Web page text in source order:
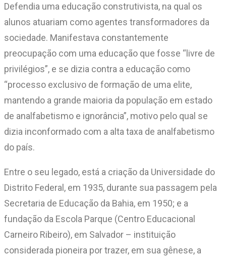
Defendia uma educação construtivista, na qual os
alunos atuariam como agentes transformadores da
sociedade. Manifestava constantemente
preocupação com uma educação que fosse “livre de
privilégios”, e se dizia contra a educação como
“processo exclusivo de formação de uma elite,
mantendo a grande maioria da população em estado
de analfabetismo e ignorância”, motivo pelo qual se
dizia inconformado com a alta taxa de analfabetismo
do país.
Entre o seu legado, está a criação da Universidade do
Distrito Federal, em 1935, durante sua passagem pela
Secretaria de Educação da Bahia, em 1950; e a
fundação da Escola Parque (Centro Educacional
Carneiro Ribeiro), em Salvador – instituição
considerada pioneira por trazer, em sua gênese, a